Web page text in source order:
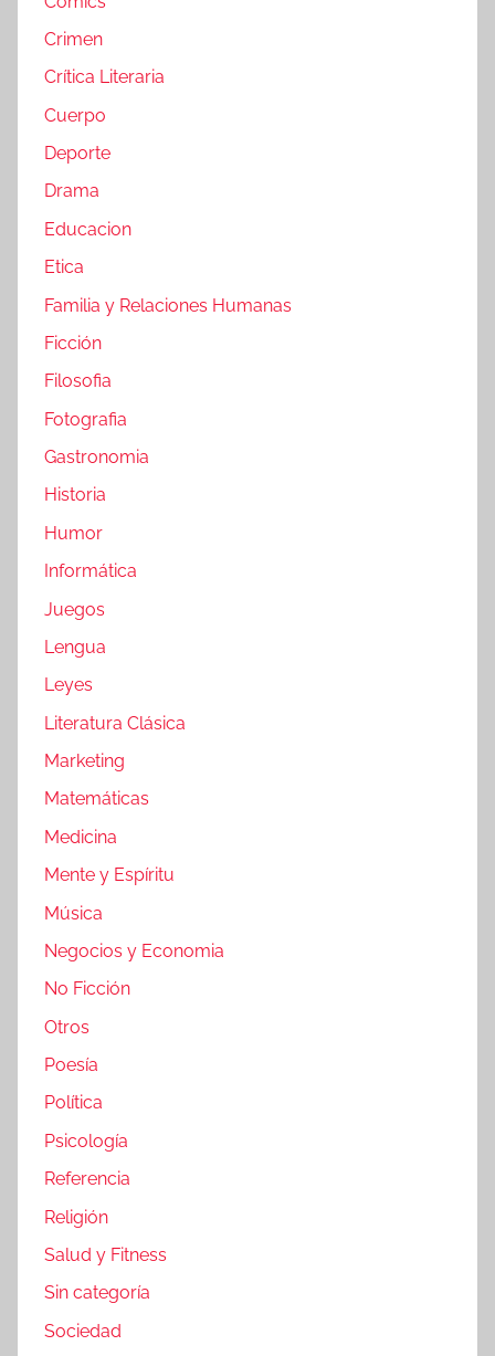
Crimen
Crítica Literaria
Cuerpo
Deporte
Drama
Educacion
Etica
Familia y Relaciones Humanas
Ficción
Filosofia
Fotografia
Gastronomia
Historia
Humor
Informática
Juegos
Lengua
Leyes
Literatura Clásica
Marketing
Matemáticas
Medicina
Mente y Espíritu
Música
Negocios y Economia
No Ficción
Otros
Poesía
Política
Psicología
Referencia
Religión
Salud y Fitness
Sin categoría
Sociedad